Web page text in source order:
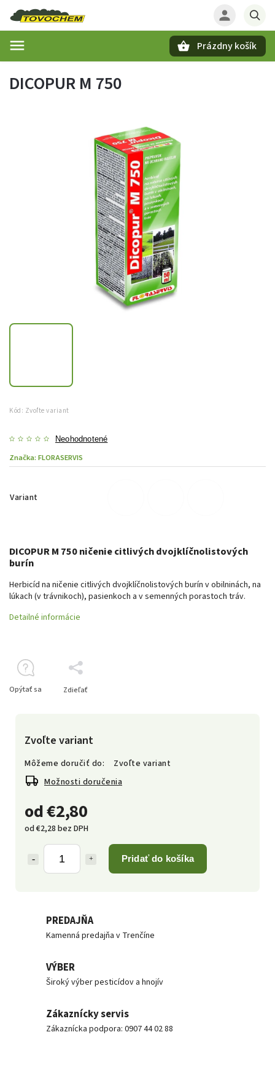
Prázdny košík
DICOPUR M 750
Kód: Zvoľte variant
Neohodnotené
Značka: FLORASERVIS
Variant
od€2,80
od€2,28 bez DPH
Pridať do košíka
Zvoľte variant
Môžeme doručiť do:
Zvoľte variant
Možnosti doručenia
DICOPUR M 750 ničenie citlivých dvojklíčnolistových
burín
Herbicíd na ničenie citlivých dvojklíčnolistových burín v obilninách, na
lúkach (v trávnikoch), pasienkoch a v semenných porastoch tráv.
Detailné informácie
Opýtať sa Zdieľať
PREDAJŇA
Kamenná predajňa v Trenčíne
VÝBER
Široký výber pesticídov a hnojív
Zákaznícky servis
Zákaznícka podpora: 0907 44 02 88